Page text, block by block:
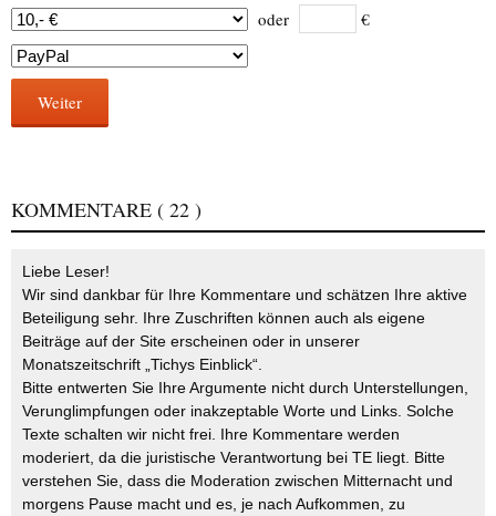
oder €
Weiter
KOMMENTARE ( 22 )
Liebe Leser!
Wir sind dankbar für Ihre Kommentare und schätzen Ihre aktive
Beteiligung sehr. Ihre Zuschriften können auch als eigene
Beiträge auf der Site erscheinen oder in unserer
Monatszeitschrift „Tichys Einblick“.
Bitte entwerten Sie Ihre Argumente nicht durch Unterstellungen,
Verunglimpfungen oder inakzeptable Worte und Links. Solche
Texte schalten wir nicht frei. Ihre Kommentare werden
moderiert, da die juristische Verantwortung bei TE liegt. Bitte
verstehen Sie, dass die Moderation zwischen Mitternacht und
morgens Pause macht und es, je nach Aufkommen, zu